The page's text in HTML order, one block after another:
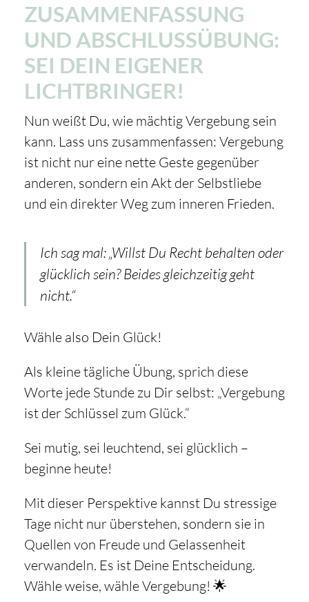
ZUSAMMENFASSUNG
UND ABSCHLUSSÜBUNG:
SEI DEIN EIGENER
LICHTBRINGER!
Nun weißt Du, wie mächtig Vergebung sein
kann. Lass uns zusammenfassen: Vergebung
ist nicht nur eine nette Geste gegenüber
anderen, sondern ein Akt der Selbstliebe
und ein direkter Weg zum inneren Frieden.
Ich sag mal: „Willst Du Recht behalten oder
glücklich sein? Beides gleichzeitig geht
nicht.“
Wähle also Dein Glück!
Als kleine tägliche Übung, sprich diese
Worte jede Stunde zu Dir selbst: „Vergebung
ist der Schlüssel zum Glück.“
Sei mutig, sei leuchtend, sei glücklich –
beginne heute!
Mit dieser Perspektive kannst Du stressige
Tage nicht nur überstehen, sondern sie in
Quellen von Freude und Gelassenheit
verwandeln. Es ist Deine Entscheidung.
Wähle weise, wähle Vergebung! 🌟